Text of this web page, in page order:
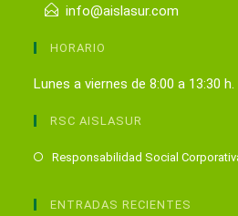
info@aislasur.com
HORARIO
Lunes a viernes de 8:00 a 13:30
RSC AISLASUR
Responsabilidad Social
ENTRADAS RECIENTES